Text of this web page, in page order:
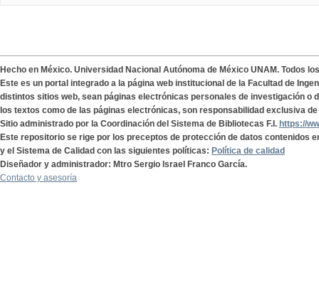
Hecho en México. Universidad Nacional Autónoma de México UNAM. Todos
Este es un portal integrado a la página web institucional de la Facultad de
distintos sitios web, sean páginas electrónicas personales de investigación o
los textos como de las páginas electrónicas, son responsabilidad exclusiva
Sitio administrado por la Coordinación del Sistema de Bibliotecas F.I. https://
Este repositorio se rige por los preceptos de protección de datos contenidos
y el Sistema de Calidad con las siguientes políticas: Política de calidad
Diseñador y administrador: Mtro Sergio Israel Franco García.
Contacto y asesoría